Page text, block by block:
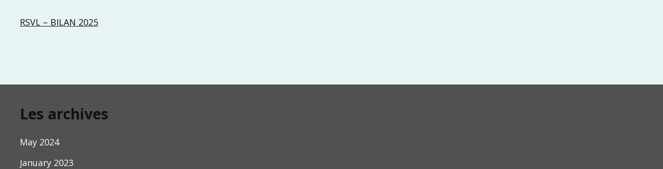
RSVL – BILAN 2025
Les archives
May 2024
January 2023